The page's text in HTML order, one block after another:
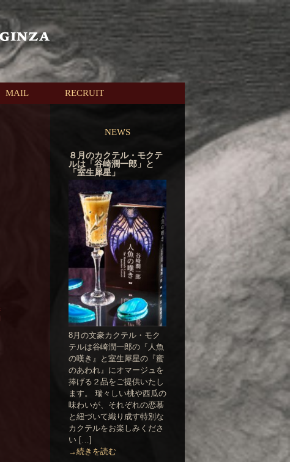
MAIL RECRUIT
NEWS
８月のカクテル・モクテ
ルは「谷崎潤一郎」と
「室生犀星」
8月の文豪カクテル・モク
テルは谷崎潤一郎の『人魚
の嘆き』と室生犀星の『蜜
のあわれ』にオマージュを
捧げる２品をご提供いたし
ます。 瑞々しい桃や西瓜の
味わいが、それぞれの恋慕
と紐づいて織り成す特別な
カクテルをお楽しみくださ
い […]
→続きを読む